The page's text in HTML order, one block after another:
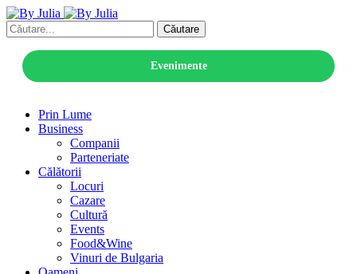
Căutare
Evenimente
Prin Lume
Business
Companii
Parteneriate
Călătorii
Locuri
Cazare
Cultură
Events
Food&Wine
Vinuri de Bulgaria